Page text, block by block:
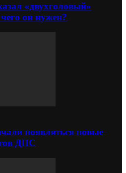
«двухголовый»
он нужен?
появляться новые
ДПС